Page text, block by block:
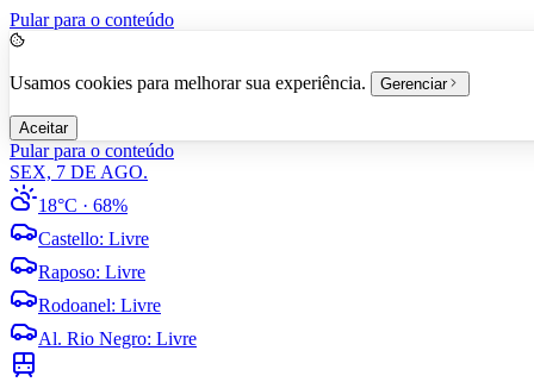
Pular para o conteúdo
Usamos cookies para melhorar sua experiência. Gerenciar
Aceitar
Pular para o conteúdo
SEX, 7 DE AGO.
18°C · 68%
Castello: Livre
Raposo: Livre
Rodoanel: Livre
Al. Rio Negro: Livre